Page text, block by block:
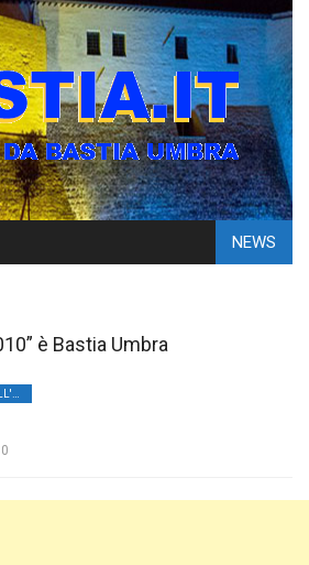
NEWS
è Bastia Umbra
0